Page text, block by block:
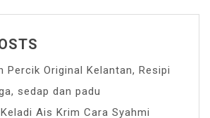
Percik Original Kelantan, Resipi
sedap dan padu
Ais Krim Cara Syahmi